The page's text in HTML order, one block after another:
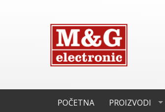
POČETNA PROIZVODI